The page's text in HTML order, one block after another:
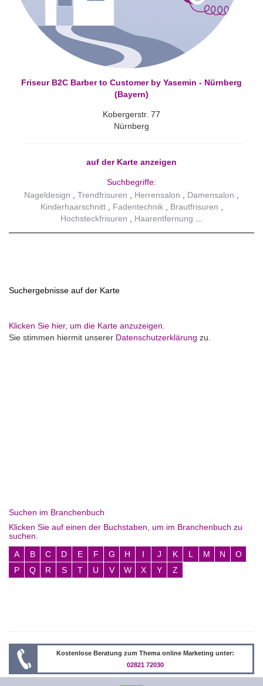
Friseur B2C Barber to Customer by Yasemin - Nürnberg
(Bayern)
Kobergerstr. 77
Nürnberg
auf der Karte anzeigen
Suchbegriffe:
Nageldesign
Trendfrisuren Herrensalon
Damensalon
Kinderhaarschnitt
Fadentechnik
Brautfrisuren
Hochsteckfrisuren
Haarentfernung
Suchergebnisse auf der Karte
Klicken Sie hier, um die Karte anzuzeigen.
Sie stimmen hiermit unserer Datenschutzerklärung zu.
Suchen im Branchenbuch
Klicken Sie auf einen der Buchstaben, um im Branchenbuch zu
suchen.
A
B C D E F G H I J K L M N
O
P
Q R S T U V W X Y Z
Kostenlose Beratung zum Thema online Marketing unter:
02821 72030